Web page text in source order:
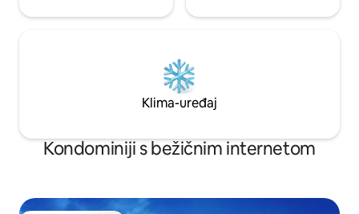
Klima-uređaj
Kondominiji s bežičnim internetom